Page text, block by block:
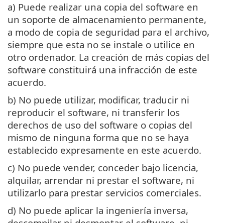
a) Puede realizar una copia del software en
un soporte de almacenamiento permanente,
a modo de copia de seguridad para el archivo,
siempre que esta no se instale o utilice en
otro ordenador. La creación de más copias del
software constituirá una infracción de este
acuerdo.
b) No puede utilizar, modificar, traducir ni
reproducir el software, ni transferir los
derechos de uso del software o copias del
mismo de ninguna forma que no se haya
establecido expresamente en este acuerdo.
c) No puede vender, conceder bajo licencia,
alquilar, arrendar ni prestar el software, ni
utilizarlo para prestar servicios comerciales.
d) No puede aplicar la ingeniería inversa,